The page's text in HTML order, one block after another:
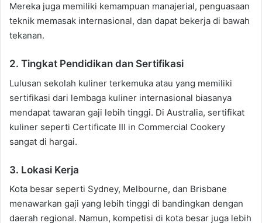
Mereka juga memiliki kemampuan manajerial, penguasaan
teknik memasak internasional, dan dapat bekerja di bawah
tekanan.
2. Tingkat Pendidikan dan Sertifikasi
Lulusan sekolah kuliner terkemuka atau yang memiliki
sertifikasi dari lembaga kuliner internasional biasanya
mendapat tawaran gaji lebih tinggi. Di Australia, sertifikat
kuliner seperti Certificate III in Commercial Cookery
sangat di hargai.
3. Lokasi Kerja
Kota besar seperti Sydney, Melbourne, dan Brisbane
menawarkan gaji yang lebih tinggi di bandingkan dengan
daerah regional. Namun, kompetisi di kota besar juga lebih